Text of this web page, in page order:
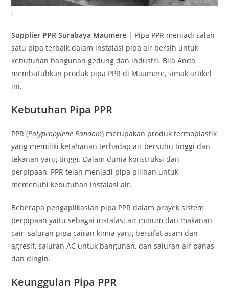
.
Supplier PPR Surabaya Maumere | Pipa PPR menjadi salah
satu pipa terbaik dalam instalasi pipa air bersih untuk
kebutuhan bangunan gedung dan industri. Bila Anda
membutuhkan produk pipa PPR di Maumere, simak artikel
ini.
Kebutuhan Pipa PPR
PPR (Polypropylene Random) merupakan produk termoplastik
yang memiliki ketahanan terhadap air bersuhu tinggi dan
tekanan yang tinggi. Dalam dunia konstruksi dan
perpipaan, PPR telah menjadi pipa pilihan untuk
memenuhi kebutuhan instalasi air.
Beberapa pengaplikasian pipa PPR dalam proyek sistem
perpipaan yaitu sebagai instalasi air minum dan makanan
cair, saluran pipa cairan kimia yang bersifat asam dan
agresif, saluran AC untuk bangunan, dan saluran air panas
dan dingin.
Keunggulan Pipa PPR